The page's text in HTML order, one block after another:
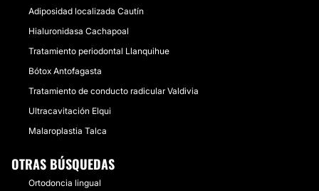
Adiposidad localizada Cautín
Hialuronidasa Cachapoal
Tratamiento periodontal Llanquihue
Bótox Antofagasta
Tratamiento de conducto radicular Valdivia
Ultracavitación Elqui
Malaroplastia Talca
OTRAS BÚSQUEDAS
Ortodoncia lingual